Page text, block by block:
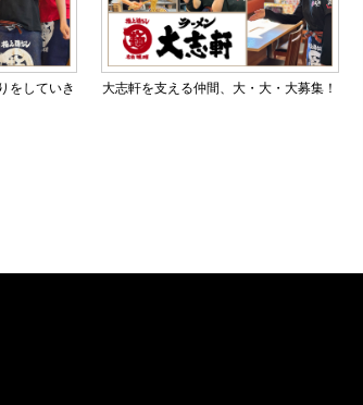
をしていき
大志軒を支える仲間、大・大・大募集！